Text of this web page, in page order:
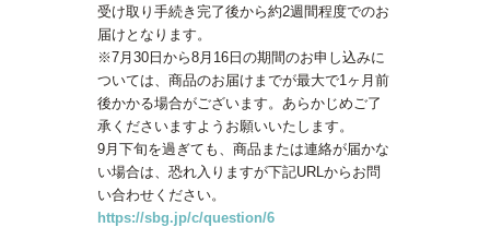
受け取り手続き完了後から約2週間程度でのお
届けとなります。
※7月30日から8月16日の期間のお申し込みに
ついては、商品のお届けまでが最大で1ヶ月前
後かかる場合がございます。あらかじめご了
承くださいますようお願いいたします。
9月下旬を過ぎても、商品または連絡が届かな
い場合は、恐れ入りますが下記URLからお問
い合わせください。
https://sbg.jp/c/question/6